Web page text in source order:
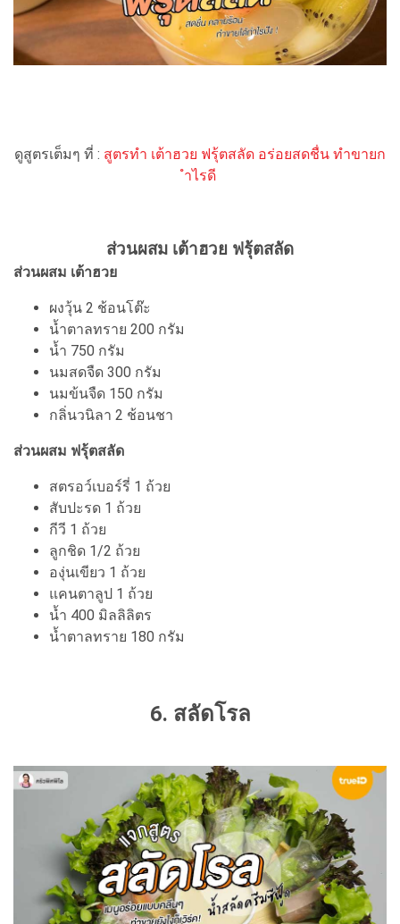
ดูสูตรเต็มๆ ที่ : สูตรทำ เต้าฮวย ฟรุ้ตสลัด อร่อยสดชื่น ทำขายก
ำไรดี
ส่วนผสม เต้าฮวย ฟรุ้ตสลัด
ส่วนผสม เต้าฮวย
ผงวุ้น 2 ช้อนโต๊ะ
น้ำตาลทราย 200 กรัม
น้ำ 750 กรัม
นมสดจืด 300 กรัม
นมข้นจืด 150 กรัม
กลิ่นวนิลา 2 ช้อนชา
ส่วนผสม ฟรุ้ตสลัด
สตรอว์เบอร์รี่ 1 ถ้วย
สับปะรด 1 ถ้วย
กีวี 1 ถ้วย
ลูกชิด 1/2 ถ้วย
องุ่นเขียว 1 ถ้วย
แคนตาลูป 1 ถ้วย
น้ำ 400 มิลลิลิตร
น้ำตาลทราย 180 กรัม
6. สลัดโรล